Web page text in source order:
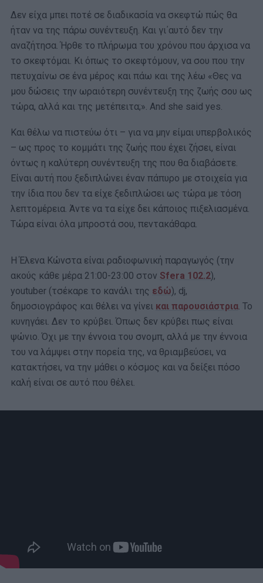
Δεν είχα μπει ποτέ σε διαδικασία να σκεφτώ πώς θα
ήταν να της πάρω συνέντευξη. Και γι΄αυτό δεν την
αναζήτησα. Ήρθε το πλήρωμα του χρόνου που άρχισα να
το σκεφτόμαι. Κι όπως το σκεφτόμουν, να σου που την
πετυχαίνω σε ένα μέρος και πάω και της λέω «Θες να
μου δώσεις την ωραιότερη συνέντευξη της ζωής σου ως
τώρα, αλλά και της μετέπειτα;». And she said yes.
Και θέλω να πιστεύω ότι – για να μην είμαι υπερβολικός
– ως προς το κομμάτι της ζωής που έχει ζήσει, είναι
όντως η καλύτερη συνέντευξη της που θα διαβάσετε.
Είναι αυτή που ξεδιπλώνει έναν πάπυρο με στοιχεία για
την ίδια που δεν τα είχε ξεδιπλώσει ως τώρα με τόση
λεπτομέρεια. Άντε να τα είχε δει κάποιος πιξελιασμένα.
Τώρα είναι όλα μπροστά σου, πεντακάθαρα.
Η Έλενα Κώνστα είναι ραδιοφωνική παραγωγός (την
ακούς κάθε μέρα 21:00-23:00 στον Sfera 102.2),
youtuber (τσέκαρε το κανάλι της εδώ), dj,
δημοσιογράφος και θέλει να γίνει και παρουσιάστρια. Το
κυνηγάει. Δεν το κρύβει. Όπως δεν κρύβει πως είναι
ψώνιο. Όχι με την έννοια του σνομπ, αλλά με την έννοια
του να λάμψει στην πορεία της, να θριαμβεύσει, να
κατακτήσει, να την μάθει ο κόσμος και να δείξει πόσο
καλή είναι σε αυτό που θέλει.